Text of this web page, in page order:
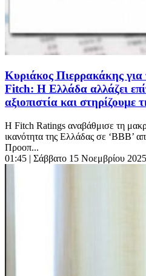
Κυριάκος Πιερρακάκης για
Fitch: Η Ελλάδα αλλάζει
αξιοπιστία και στηρίζουμε
Η Fitch Ratings αναβάθμισε τη
ικανότητα της Ελλάδας σε ‘BBB’
Προοπ...
01:45 | Σάββατο 15 Νοεμβρίου 2025